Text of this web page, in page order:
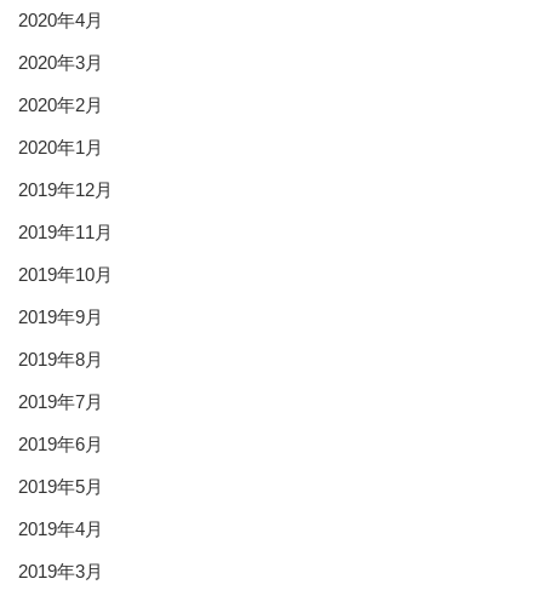
2020年4月
2020年3月
2020年2月
2020年1月
2019年12月
2019年11月
2019年10月
2019年9月
2019年8月
2019年7月
2019年6月
2019年5月
2019年4月
2019年3月